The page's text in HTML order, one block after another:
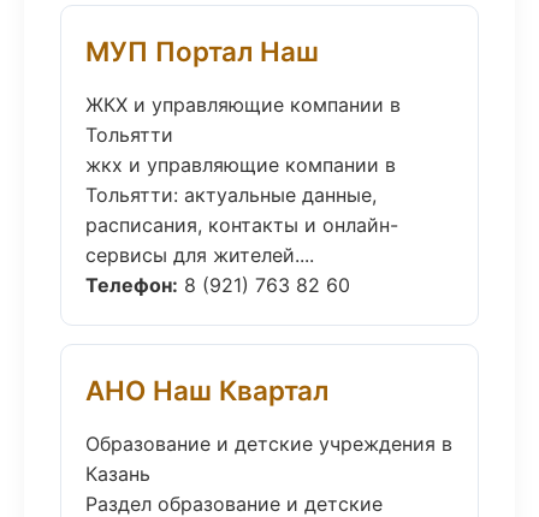
МУП Портал Наш
ЖКХ и управляющие компании в
Тольятти
жкх и управляющие компании в
Тольятти: актуальные данные,
расписания, контакты и онлайн-
сервисы для жителей....
Телефон: 8 (921) 763 82 60
АНО Наш Квартал
Образование и детские учреждения в
Казань
Раздел образование и детские